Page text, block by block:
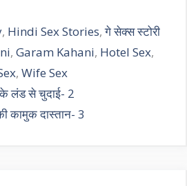
, Hindi Sex Stories,गे सेक्स स्टोरी
,Garam Kahani, Hotel Sex,
, Wife Sex
के लंड से चुदाई- 2
कामुक दास्तान- 3